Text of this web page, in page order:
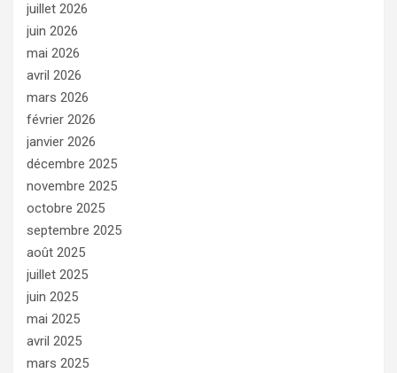
juillet 2026
juin 2026
mai 2026
avril 2026
mars 2026
février 2026
janvier 2026
décembre 2025
novembre 2025
octobre 2025
septembre 2025
août 2025
juillet 2025
juin 2025
mai 2025
avril 2025
mars 2025